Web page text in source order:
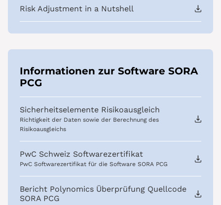
Risk Adjustment in a Nutshell
Informationen zur Software SORA
PCG
Sicherheitselemente Risikoausgleich
Richtigkeit der Daten sowie der Berechnung des
Risikoausgleichs
PwC Schweiz Softwarezertifikat
PwC Softwarezertifikat für die Software SORA PCG
Bericht Polynomics Überprüfung Quellcode
SORA PCG